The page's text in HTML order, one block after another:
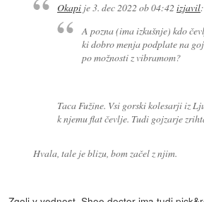
Okapi je3. dec 2022 ob 04:42izjavil:
A pozna (ima izkušnje) kdo
ki dobro menja podplate na
po možnosti z vibramom?
Taca Fužine. Vsi gorski kolesarji iz
k njemu flat čevlje. Tudi gojzarje
Hvala, tale je blizu, bom začel z njim.